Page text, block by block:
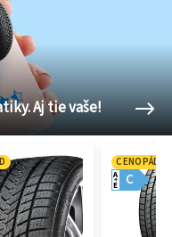
Aj tie vaše!
CENOPÁD
C
A
E